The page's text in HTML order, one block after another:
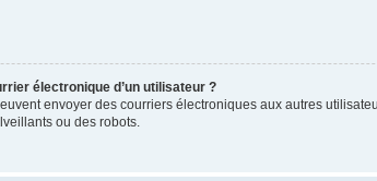
électronique d’un utilisateur ?
envoyer des courriers électroniques aux autres
ou des robots.